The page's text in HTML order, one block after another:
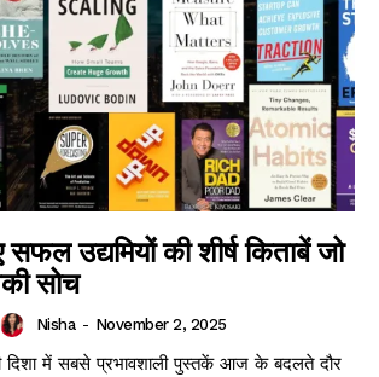
उद्यमियों की शीर्ष किताबें जो
सोच
Nisha - November 2, 2025
सबसे प्रभावशाली पुस्तकें आज के बदलते दौर